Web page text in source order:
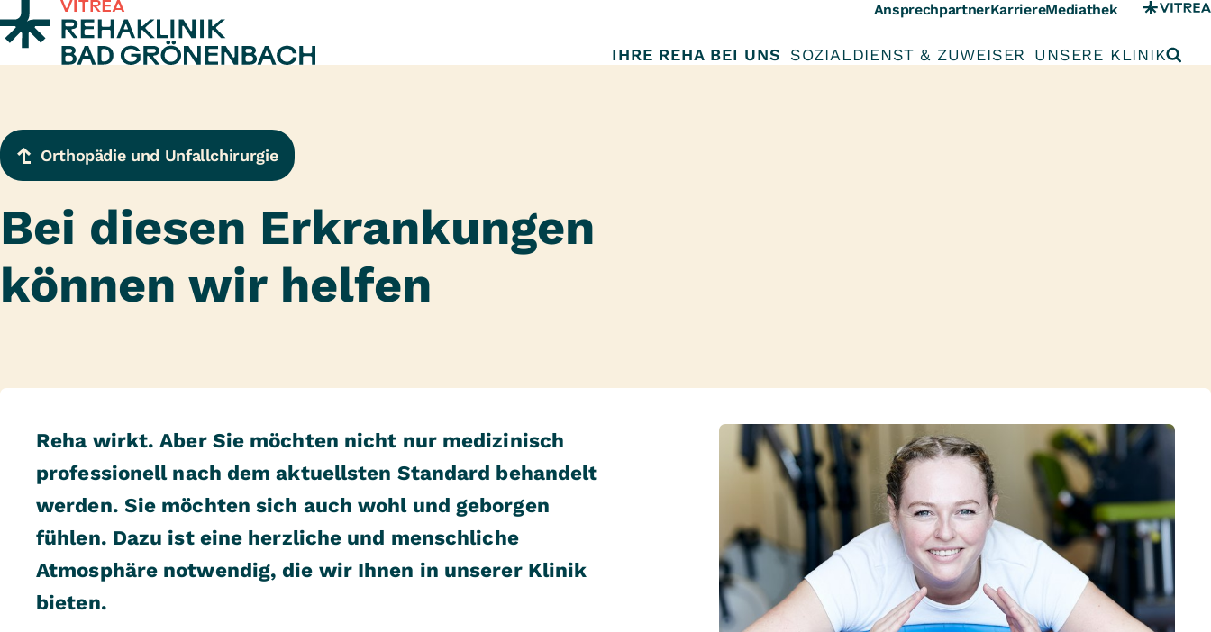
Zum Inhalt springen AnsprechpartnerKarriereMediathek
IHRE REHA BEI UNS SOZIALDIENST & ZUWEISER UNSERE KLINIK
Orthopädie und Unfallchirurgie
Bei diesen Erkrankungen
können wir helfen
Reha wirkt. Aber Sie möchten nicht nur medizinisch
professionell nach dem aktuellsten Standard behandelt
werden. Sie möchten sich auch wohl und geborgen
fühlen. Dazu ist eine herzliche und menschliche
Atmosphäre notwendig, die wir Ihnen in unserer Klinik
bieten.